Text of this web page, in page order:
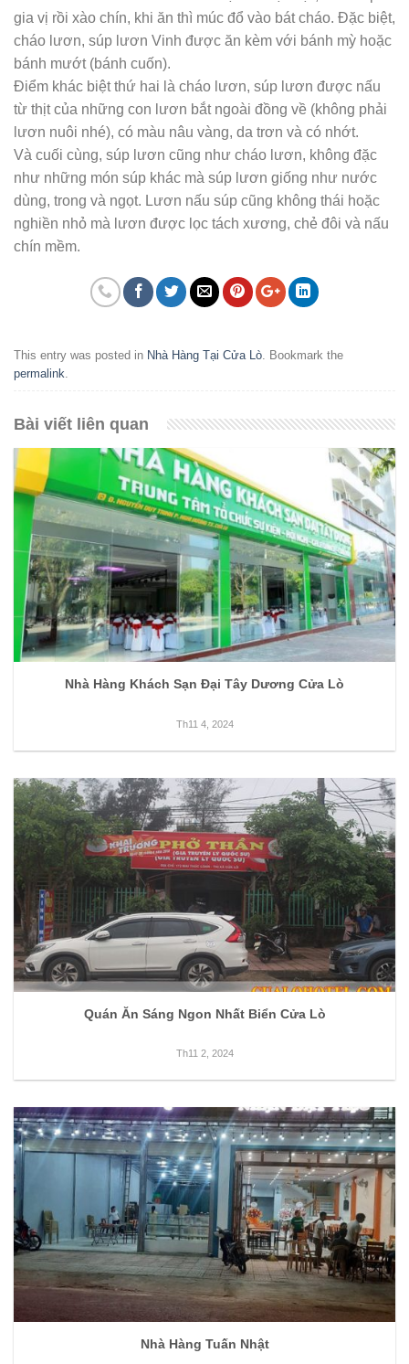
gia vị rồi xào chín, khi ăn thì múc đổ vào bát cháo. Đặc biệt,
cháo lươn, súp lươn Vinh được ăn kèm với bánh mỳ hoặc
bánh mướt (bánh cuốn).
Điểm khác biệt thứ hai là cháo lươn, súp lươn được nấu
từ thịt của những con lươn bắt ngoài đồng về (không phải
lươn nuôi nhé), có màu nâu vàng, da trơn và có nhớt.
Và cuối cùng, súp lươn cũng như cháo lươn, không đặc
như những món súp khác mà súp lươn giống như nước
dùng, trong và ngọt. Lươn nấu súp cũng không thái hoặc
nghiền nhỏ mà lươn được lọc tách xương, chẻ đôi và nấu
chín mềm.
This entry was posted in Nhà Hàng Tại Cửa Lò. Bookmark the
permalink.
Bài viết liên quan
Nhà Hàng Khách Sạn Đại Tây Dương Cửa Lò
Th11 4, 2024
Quán Ăn Sáng Ngon Nhất Biển Cửa Lò
Th11 2, 2024
Nhà Hàng Tuấn Nhật